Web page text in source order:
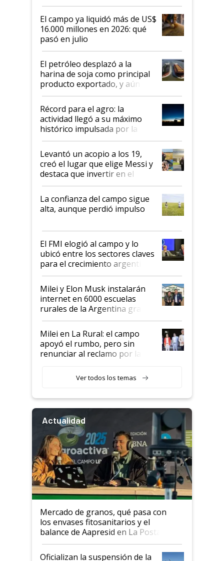
El campo ya liquidó más de US$
16.000 millones en 2026: qué
pasó en julio
El petróleo desplazó a la
harina de soja como principal
producto exportado, y aún así
el agro aportó casi seis de cada
diez dólares y sostuvo el
liderazgo en un semestre
récord
Récord para el agro: la
actividad llegó a su máximo
histórico impulsada por la
cosecha y las exportaciones
Levantó un acopio a los 19,
creó el lugar que elige Messi y
destaca que invertir en el
kirchnerismo era como "darle
plata a un hijo para droga":
Juan Félix Rossetti, el libertario
que de una dura crisis salió
de Milei
La confianza del campo sigue
alta, aunque perdió impulso
El FMI elogió al campo y lo
ubicó entre los sectores claves
para el crecimiento argentino
Milei y Elon Musk instalarán
internet en 6000 escuelas
rurales de la Argentina gracias
a un acuerdo con Starlink
Milei en La Rural: el campo
apoyó el rumbo, pero sin
renunciar al reclamo por las
Ver todos los temas
Actualidad
Mercado de granos, qué pasa con
los envases fitosanitarios y el
balance de Aapresid en La Posta
Oficializan la suspensión de la